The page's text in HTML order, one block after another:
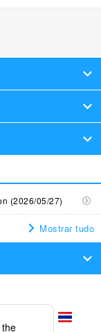
Air
a horários de
com as suas
skyticket está
ano.
encontram-se
(2026/05/27)
Mostrar tudo
Setores